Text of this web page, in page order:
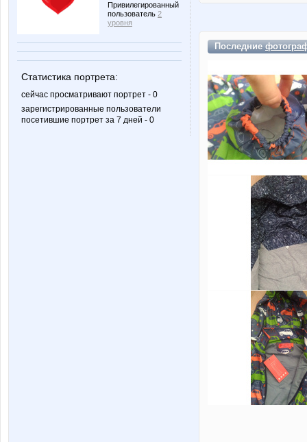
Привилегированный
пользователь 2
уровня
Статистика портрета:
сейчас просматривают портрет - 0
зарегистрированные пользователи
посетившие портрет за 7 дней - 0
Последние